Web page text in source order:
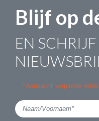
Blijf op
EN
* Aandacht, verplichte